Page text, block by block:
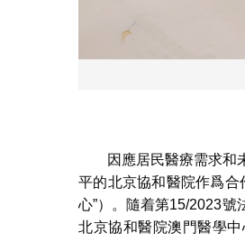
因應居民醫療需求和
平的北京協和醫院作爲合
心”）。隨着第15/2023
北京協和醫院澳門醫學